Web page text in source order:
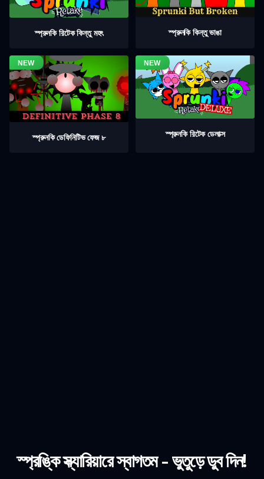
স্প্রুনকি রিটেক কিন্তু মহৎ স্প্রুনকি কিন্তু ভাঙা
স্প্রুনকি ডেফিনিটিভ ফেজ ৮ স্প্রুনকি রিটেক ডেলাক্স
স্প্রঙ্কি স্ক্যারিয়ারে স্বাগতম - ভুতুড়ে ডুব দিন!